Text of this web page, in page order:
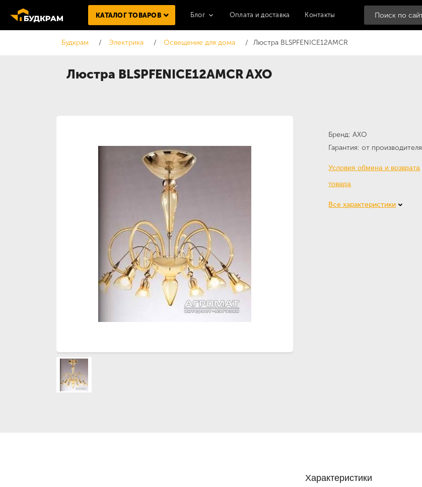
КАТАЛОГ ТОВАРОВ Блог Оплата и доставка Контакты
Будкрам Электрика Освещение для дома Люстра BLSPFENICE12AMCR
Люстра BLSPFENICE12AMCR AXO
Бренд AXO
Гарантия от производителя
Условия обмена и возврата
товара
Все характеристики
Характеристики